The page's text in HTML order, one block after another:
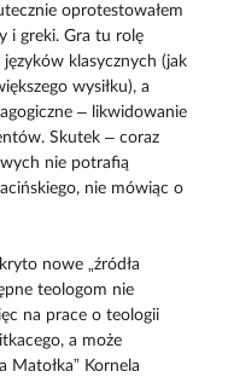
oprotestowałem
i greki. Gra tu rolę
klasycznych (jak
wysiłku), a
– likwidowanie
Skutek – coraz
nie potrafią
nie mówiąc o
nowe „źródła
teologom nie
na prace o teologii
a może
Matołka” Kornela